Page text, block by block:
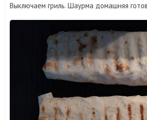
Выключаем гриль. Шаурма домашняя